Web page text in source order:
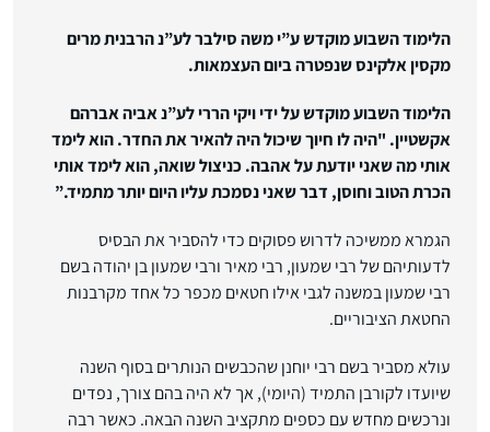
הלימוד השבוע מוקדש ע”י משה סילבר לע”נ הרבנית מרים
מקסין אלקינס שנפטרה ביום העצמאות.
הלימוד השבוע מוקדש על ידי ויקי הררי לע”נאביה אברהם
אקשטיין. "היה לו חיוך שיכול היה להאיר את החדר. הוא לימד
אותי מה שאני יודעת על אהבה. כניצול שואה, הוא לימד אותי
הכרת הטוב וחוסן, דבר שאני נסמכת עליו היום יותר מתמיד.”
הגמרא ממשיכה לדרוש פסוקים כדי להסביר את הבסיס
לדעותיהם של רבי שמעון, רבי מאיר ורבי שמעון בן יהודה בשם
רבי שמעון במשנה לגבי אילו חטאים מכפר כל אחד מקרבנות
החטאת הציבוריים.
עולא מסביר בשם רבי יוחנן שהכבשים הנותרים בסוף השנה
שיועדו לקורבן התמיד (היומי), אך לא היה בהם צורך, נפדים
ונרכשים מחדש עם כספים מתקציב השנה הבאה. כאשר רבה